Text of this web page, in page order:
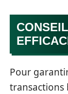
Pour
transactions